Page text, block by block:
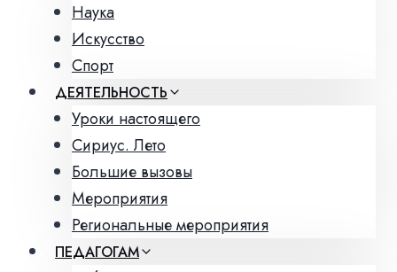
Наука
Искусство
Спорт
ДЕЯТЕЛЬНОСТЬ
Уроки настоящего
Сириус. Лето
Большие вызовы
Мероприятия
Региональные мероприятия
ПЕДАГОГАМ